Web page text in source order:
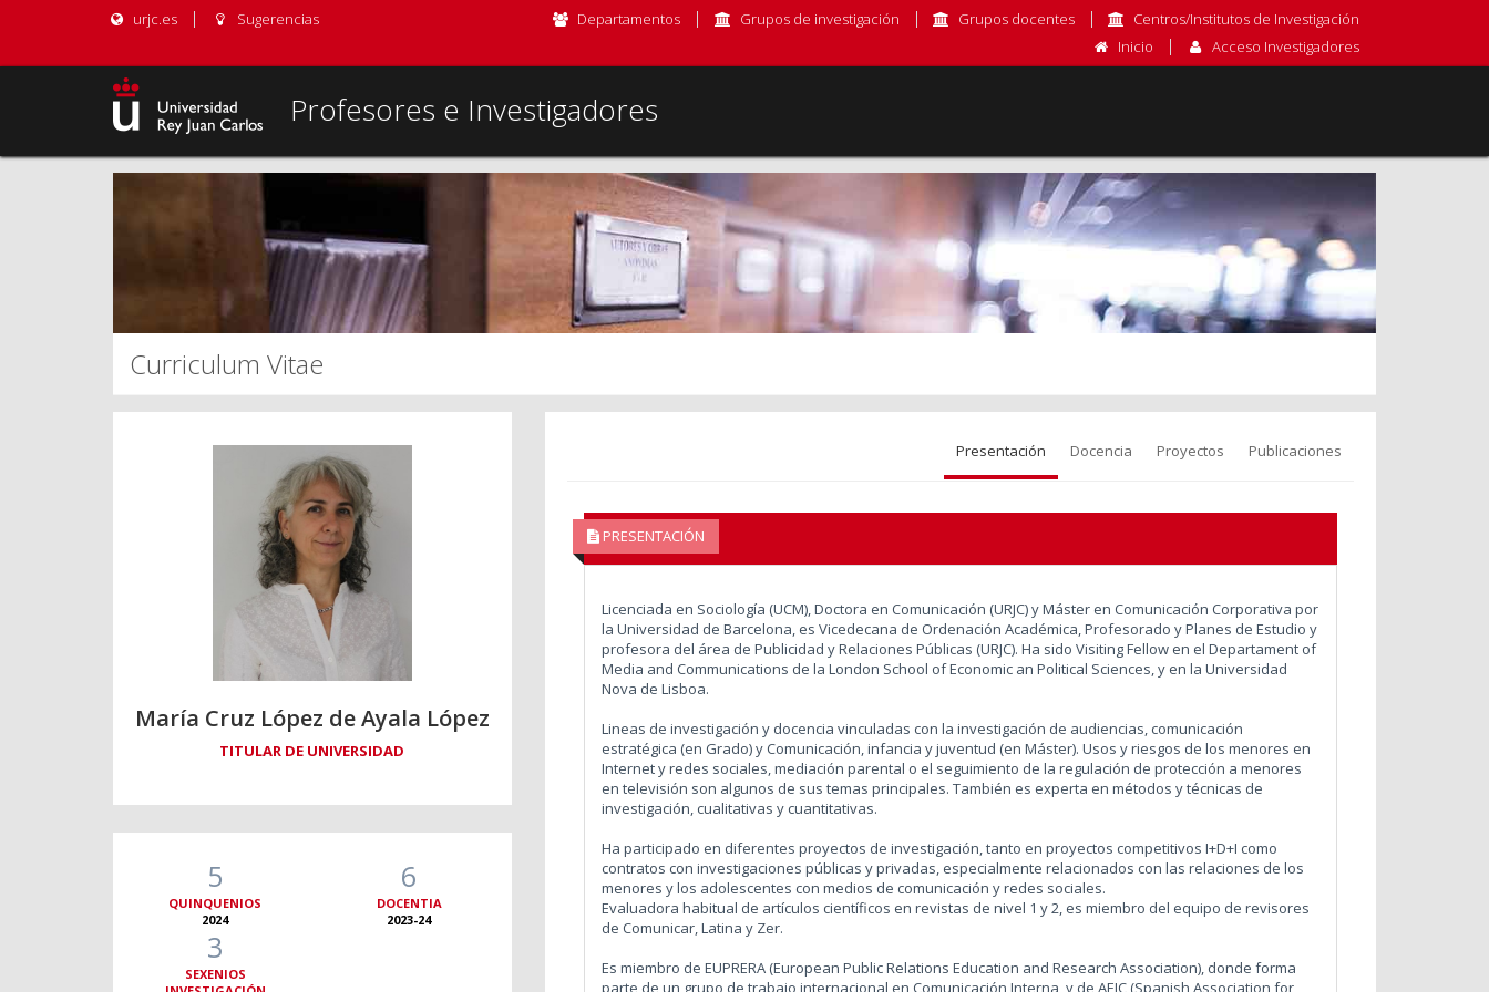
urjc.es Sugerencias Departamentos Grupos de investigación Grupos docentes
Centros/Institutos de Investigación
Inicio
Acceso Investigadores
Profesores e Investigadores
Curriculum Vitae
María Cruz López de Ayala López
TITULAR DE UNIVERSIDAD
5
QUINQUENIOS
2024
6
DOCENTIA
2023-24
3
SEXENIOS
Presentación Docencia Proyectos Publicaciones
PRESENTACIÓN
Licenciada en Sociología (UCM), Doctora en Comunicación (URJC) y Máster en Comunicación Corporativa por
la Universidad de Barcelona, es Vicedecana de Ordenación Académica, Profesorado y Planes de Estudio y
profesora del área de Publicidad y Relaciones Públicas (URJC). Ha sido Visiting Fellow en el Departament of
Media and Communications de la London School of Economic an Political Sciences, y en la Universidad
Nova de Lisboa.
Lineas de investigación y docencia vinculadas con la investigación de audiencias, comunicación
estratégica (en Grado) y Comunicación, infancia y juventud (en Máster). Usos y riesgos de los menores en
Internet y redes sociales, mediación parental o el seguimiento de la regulación de protección a menores
en televisión son algunos de sus temas principales. También es experta en métodos y técnicas de
investigación, cualitativas y cuantitativas.
Ha participado en diferentes proyectos de investigación, tanto en proyectos competitivos I+D+I como
contratos con investigaciones públicas y privadas, especialmente relacionados con las relaciones de los
menores y los adolescentes con medios de comunicación y redes sociales.
Evaluadora habitual de artículos científicos en revistas de nivel 1 y 2, es miembro del equipo de revisores
de Comunicar, Latina y Zer.
Es miembro de EUPRERA (European Public Relations Education and Research Association), donde forma
parte de un grupo de trabajo internacional en Comunicación Interna, y de AEIC (Spanish Association for